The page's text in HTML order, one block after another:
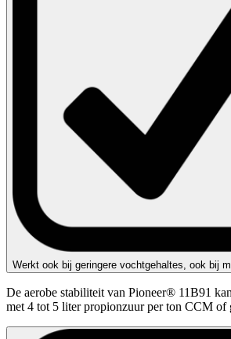
Werkt ook bij geringere vochtgehaltes, ook bij
De aerobe stabiliteit van Pioneer® 11B91
met 4 tot 5 liter propionzuur per ton CCM of